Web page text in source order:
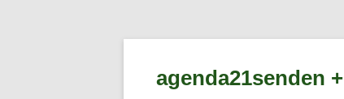
agenda21senden